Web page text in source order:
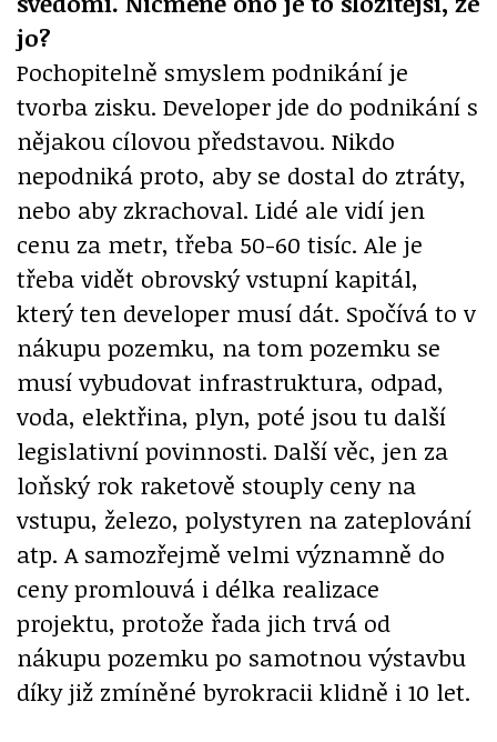
jo?
Pochopitelně smyslem podnikání je
tvorba zisku. Developer jde do podnikání s
nějakou cílovou představou. Nikdo
nepodniká proto, aby se dostal do ztráty,
nebo aby zkrachoval. Lidé ale vidí jen
cenu za metr, třeba 50-60 tisíc. Ale je
třeba vidět obrovský vstupní kapitál,
který ten developer musí dát. Spočívá to v
nákupu pozemku, na tom pozemku se
musí vybudovat infrastruktura, odpad,
voda, elektřina, plyn, poté jsou tu další
legislativní povinnosti. Další věc, jen za
loňský rok raketově stouply ceny na
vstupu, železo, polystyren na zateplování
atp. A samozřejmě velmi významně do
ceny promlouvá i délka realizace
projektu, protože řada jich trvá od
nákupu pozemku po samotnou výstavbu
díky již zmíněné byrokracii klidně i 10 let.